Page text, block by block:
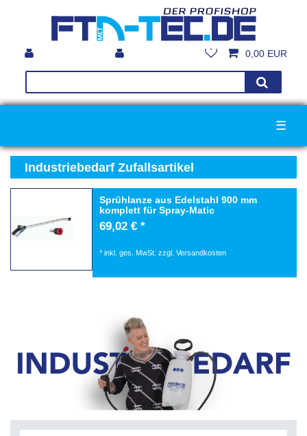
0,00 EUR
☰
Industriebedarf Zufallsartikel
Sprühlanze aus Edelstahl 900 mm
komplett für Spray-Matic
69,02 € *
* inkl. ges. MwSt. zzgl. Versandkosten